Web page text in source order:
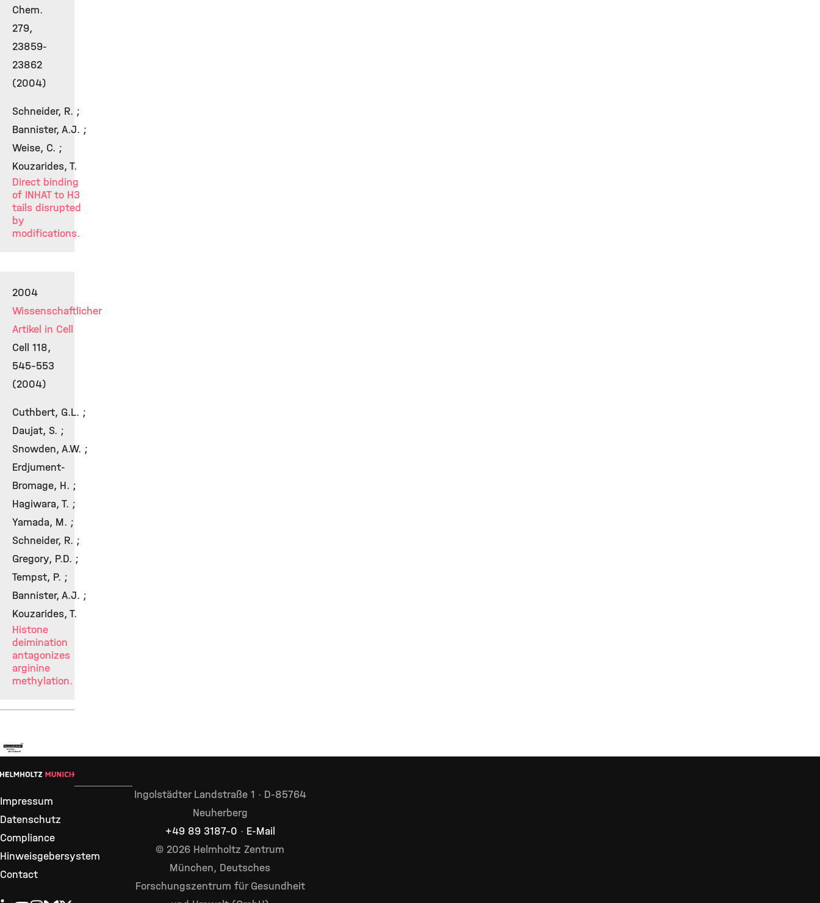
Chem.
279,
23859-
23862
(2004)
Schneider, R. ;
Bannister, A.J. ;
Weise, C. ;
Kouzarides, T.
Direct binding
of INHAT to H3
tails disrupted
by
modifications.
2004
Wissenschaftlicher
Artikel in Cell
Cell 118,
545-553
(2004)
Cuthbert, G.L. ;
Daujat, S. ;
Snowden, A.W. ;
Erdjument-
Bromage, H. ;
Hagiwara, T. ;
Yamada, M. ;
Schneider, R. ;
Gregory, P.D. ;
Tempst, P. ;
Bannister, A.J. ;
Kouzarides, T.
Histone
deimination
antagonizes
arginine
methylation.
Impressum
Datenschutz
Compliance
Hinweisgebersystem
Contact
Ingolstädter Landstraße 1 · D-85764
Neuherberg
+49 89 3187–0 · E-Mail
© 2026 Helmholtz Zentrum
München, Deutsches
Forschungszentrum für Gesundheit